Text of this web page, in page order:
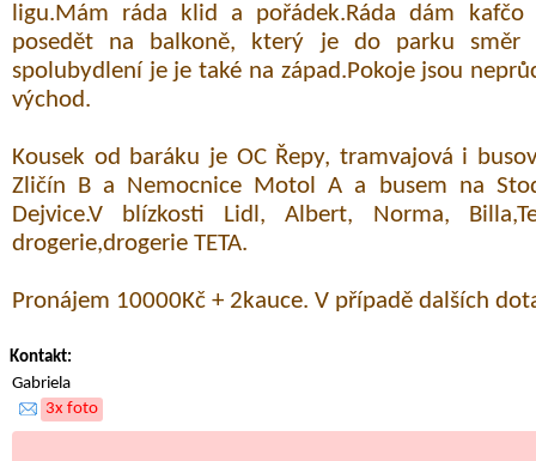
ligu.Mám ráda klid a pořádek.Ráda dám
posedět na balkoně, který je do parku
spolubydlení je je také na západ.Pokoje jsou
východ.
Kousek od baráku je OC Řepy, tramvajová i
Zličín B a Nemocnice Motol A a busem na
Dejvice.V blízkosti Lidl, Albert, Norma,
drogerie,drogerie TETA.
Pronájem 10000Kč + 2kauce. V případě dalších
Kontakt:
Gabriela
3x foto